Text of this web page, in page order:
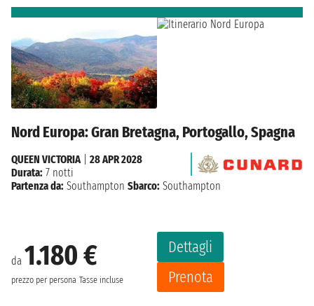
Nord Europa: Gran Bretagna, Portogallo, Spagna
da 1.180 €
prezzo per persona Tasse incluse
Dettagli
Prenota
QUEEN VICTORIA| 28 APR 2028
Durata: 7 notti
Partenza da: Southampton Sbarco: Southampton